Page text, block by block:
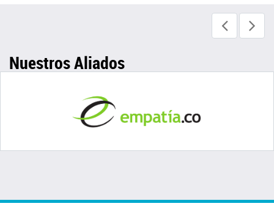
Nuestros Aliados